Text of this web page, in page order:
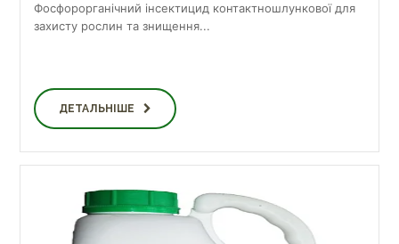
Фосфорорганічний інсектицид контактношлункової для
захисту рослин та знищення...
ДЕТАЛЬНІШЕ